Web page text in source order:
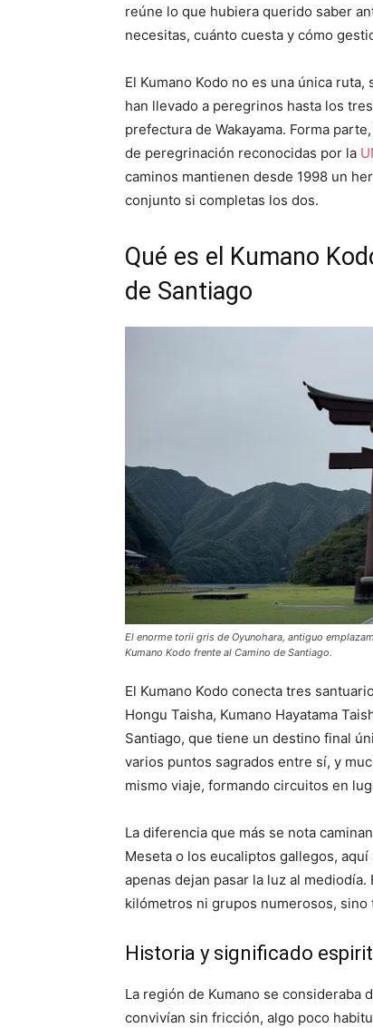
reúne lo que hubiera querido saber
necesitas, cuánto cuesta y cómo
El Kumano Kodo no es una única
han llevado a peregrinos hasta los
prefectura de Wakayama. Forma
de peregrinación reconocidas por la
caminos mantienen desde 1998 un
conjunto si completas los dos.
Qué es el Kumano
de Santiago
El enorme torii gris de Oyunohara, antiguo
Kumano Kodo frente al Camino de Santiago.
El Kumano Kodo conecta tres
Hongu Taisha, Kumano Hayatama
Santiago, que tiene un destino final
varios puntos sagrados entre sí, y
mismo viaje, formando circuitos en
La diferencia que más se nota
Meseta o los eucaliptos gallegos,
apenas dejan pasar la luz al
kilómetros ni grupos numerosos,
Historia y significado
La región de Kumano se consideraba
convivían sin fricción, algo poco